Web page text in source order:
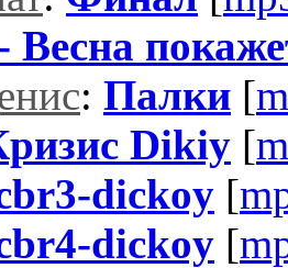
Весна
: Палки [
Dikiy [
dickoy [
dickoy [